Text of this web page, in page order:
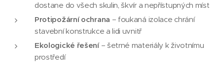
dostane do všech skulin, škvír a nepřístupných míst
Protipožární ochrana – foukaná izolace chrání
stavební konstrukce a lidi uvnitř
Ekologické řešení– šetrné materiály k životnímu
prostředí